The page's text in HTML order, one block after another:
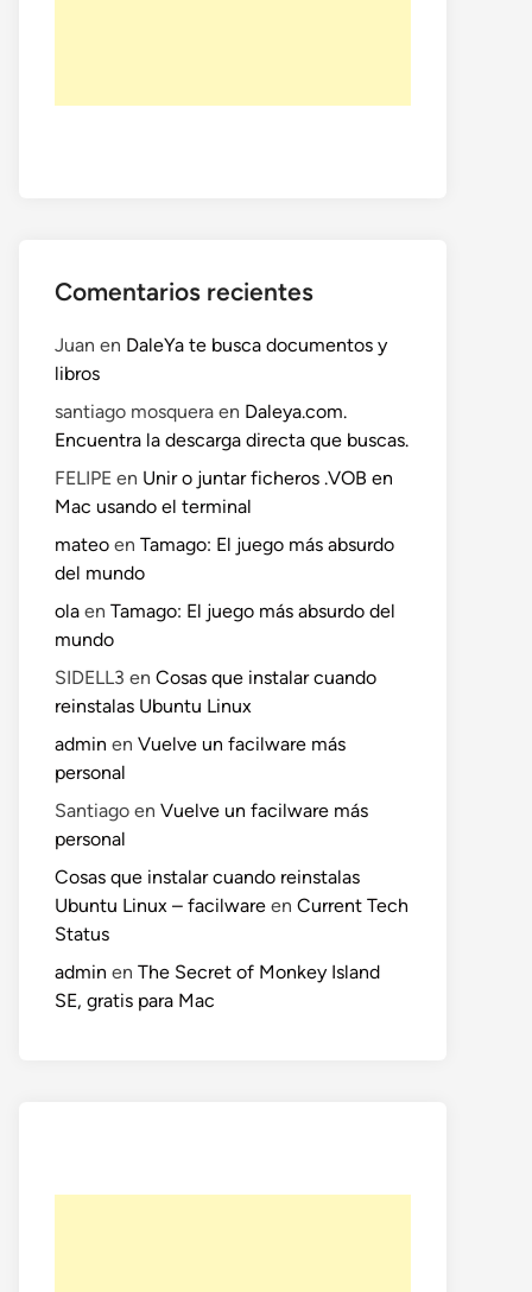
Comentarios recientes
Juan en DaleYa te busca documentos y
libros
santiago mosquera en Daleya.com.
Encuentra la descarga directa que buscas.
FELIPE en Unir o juntar ficheros .VOB en
Mac usando el terminal
mateo en Tamago: El juego más absurdo
del mundo
ola en Tamago: El juego más absurdo del
mundo
SIDELL3 en Cosas que instalar cuando
reinstalas Ubuntu Linux
admin en Vuelve un facilware más
personal
Santiago en Vuelve un facilware más
personal
Cosas que instalar cuando reinstalas
Ubuntu Linux – facilware en Current Tech
Status
admin en The Secret of Monkey Island
SE, gratis para Mac